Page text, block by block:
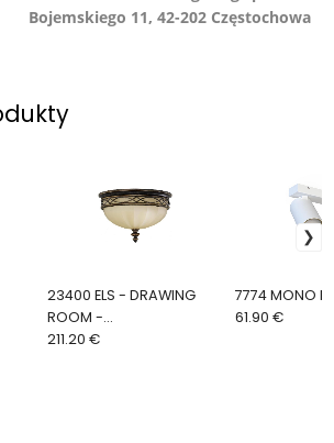
Bojemskiego 11, 42-202 Częstochowa
23400 ELS - DRAWING
ROOM -
FE/DRAWINGRM/FB
211.20 €
7774 MONO
61.90 €